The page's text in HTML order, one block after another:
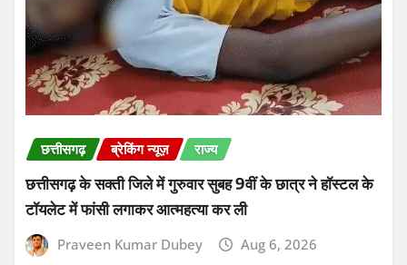
छत्तीसगढ़ ब्रेकिंग न्यूज़ राज्य
छत्तीसगढ़ के सक्ती जिले में गुरुवार सुबह 9वीं के छात्र ने हॉस्टल के
टॉयलेट में फांसी लगाकर आत्महत्या कर ली
Praveen Kumar Dubey Aug 6, 2026